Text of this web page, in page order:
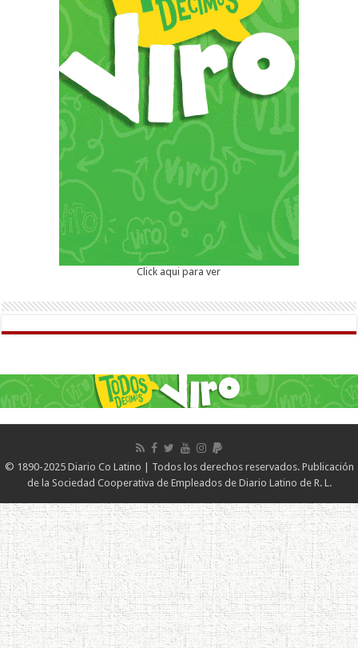
Click aqui para ver
© 1890-2025 Diario Co Latino | Todos los derechos reservados. Publicación
de la Sociedad Cooperativa de Empleados de Diario Latino de R. L.